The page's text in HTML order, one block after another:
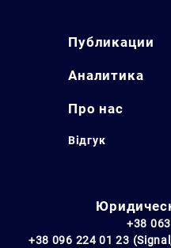
Публикации
Аналитика
Про нас
Відгук
+38
+38 096 224 01 23